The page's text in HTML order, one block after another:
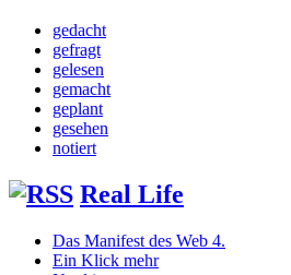
gedacht
gefragt
gelesen
gemacht
geplant
gesehen
notiert
Real Life
Das Manifest des Web 4.
Ein Klick mehr